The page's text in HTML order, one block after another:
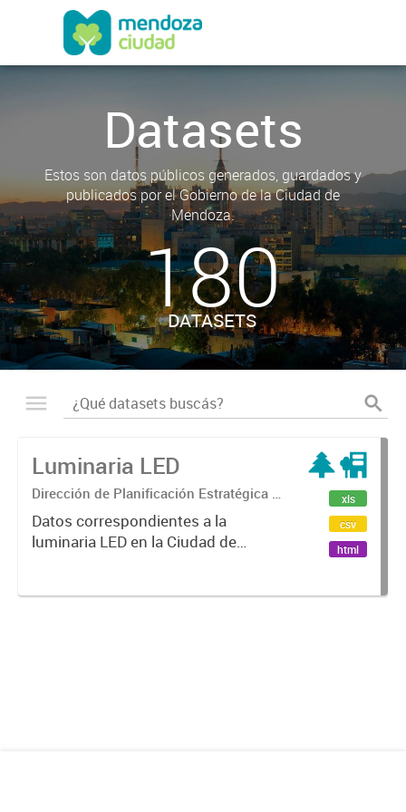
Datasets
Estos son datos públicos generados, guardados y
publicados por el Gobierno de la Ciudad de
Mendoza.
180
DATASETS
Luminaria LED
Dirección de Planificación Estratégica y
Gobierno Abierto
Datos correspondientes a la
luminaria LED en la Ciudad de
xls
csv
html